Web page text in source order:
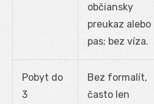
občiansky
preukaz alebo
pas; bez víza.
Pobyt do
3
Bez formalít,
často len